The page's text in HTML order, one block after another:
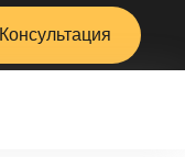
Консультация